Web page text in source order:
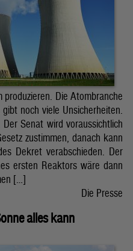
Die Atombranche
noch viele Unsicherheiten.
Senat wird voraussichtlich
zustimmen, danach kann
Dekret verabschieden. Der
ersten Reaktors wäre dann
[…]
Die Presse
alles kann